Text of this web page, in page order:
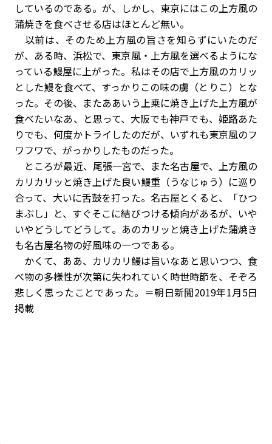
しているのである。が、しかし、東京にはこの上方風の
蒲焼きを食べさせる店はほとんど無い。
以前は、そのため上方風の旨さを知らずにいたのだ
が、ある時、浜松で、東京風・上方風を選べるようにな
っている鰻屋に上がった。私はその店で上方風のカリッ
とした鰻を食べて、すっかりこの味の虜（とりこ）とな
った。その後、またああいう上乗に焼き上げた上方風が
食べたいなあ、と思って、大阪でも神戸でも、姫路あた
りでも、何度かトライしたのだが、いずれも東京風のフ
ワフワで、がっかりしたものだった。
ところが最近、尾張一宮で、また名古屋で、上方風の
カリカリッと焼き上げた良い鰻重（うなじゅう）に巡り
合って、大いに舌鼓を打った。名古屋とくると、「ひつ
まぶし」と、すぐそこに結びつける傾向があるが、いや
いやどうしてどうして。あのカリッと焼き上げた蒲焼き
も名古屋名物の好風味の一つである。
かくて、ああ、カリカリ鰻は旨いなあと思いつつ、食
べ物の多様性が次第に失われていく時世時節を、そぞろ
悲しく思ったことであった。＝朝日新聞2019年1月5日
掲載